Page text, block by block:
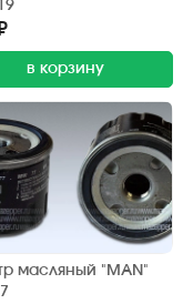
в корзину
масляный "MAN"